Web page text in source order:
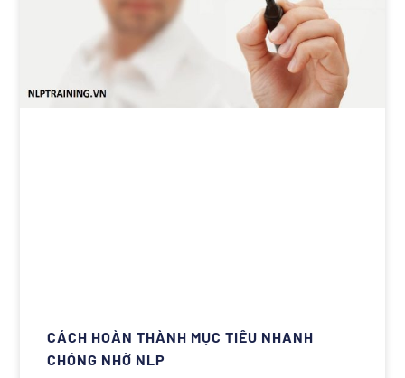
CÁCH HOÀN THÀNH MỤC TIÊU NHANH
CHÓNG NHỜ NLP